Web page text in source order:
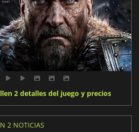
2 detalles del juego y precios
2 NOTICIAS